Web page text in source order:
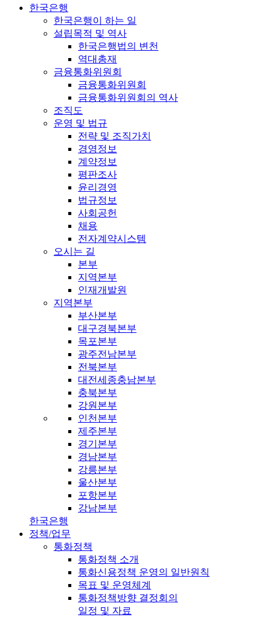
한국은행
한국은행이 하는 일
설립목적 및 역사
한국은행법의 변천
역대총재
금융통화위원회
금융통화위원회
금융통화위원회의 역사
조직도
운영 및 법규
전략 및 조직가치
경영정보
계약정보
평판조사
윤리경영
법규정보
사회공헌
채용
전자계약시스템
오시는 길
본부
지역본부
인재개발원
지역본부
부산본부
대구경북본부
목포본부
광주전남본부
전북본부
대전세종충남본부
충북본부
강원본부
인천본부
제주본부
경기본부
경남본부
강릉본부
울산본부
포항본부
강남본부
한국은행
정책/업무
통화정책
통화정책 소개
통화신용정책 운영의 일반원칙
목표 및 운영체계
통화정책방향 결정회의
일정 및 자료